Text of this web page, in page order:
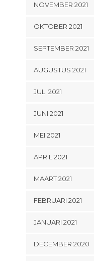
NOVEMBER 2021
OKTOBER 2021
SEPTEMBER 2021
AUGUSTUS 2021
JULI 2021
JUNI 2021
MEI 2021
APRIL 2021
MAART 2021
FEBRUARI 2021
JANUARI 2021
DECEMBER 2020